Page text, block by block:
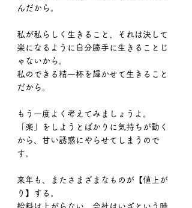
んだから。
私が私らしく生きること、それは決して
楽になるように自分勝手に生きることじ
ゃないから。
私のできる精一杯を輝かせて生きること
だから。
もう一度よく考えてみましょうよ。
「楽」をしようとばかりに気持ちが動く
から、甘い誘惑にやらせてしまうので
す。
来年も、またさまざまなものが【値上が
り】する。
給料は上がらない。会社はいざという時